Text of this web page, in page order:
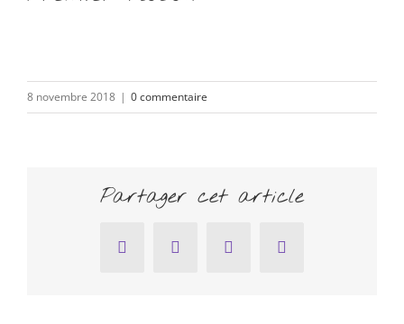
8 novembre 2018 | 0 commentaire
Partager cet article
FacebookTwitter PinterestEmail